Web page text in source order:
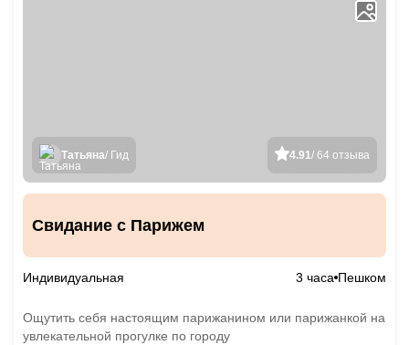
4.91/ 64 отзыва
Татьяна/ Гид
Свидание с Парижем
Индивидуальная 3 часа Пешком
Ощутить себя настоящим парижанином или парижанкой на
увлекательной прогулке по городу